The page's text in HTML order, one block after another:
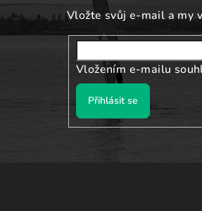
Vložte svůj e-mail a my
Vložením e-mailu
Přihlásit se